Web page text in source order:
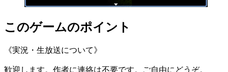
このゲームのポイント
《実況・生放送について》
歓迎します。作者に連絡は不要です。ご自由にどうぞ。